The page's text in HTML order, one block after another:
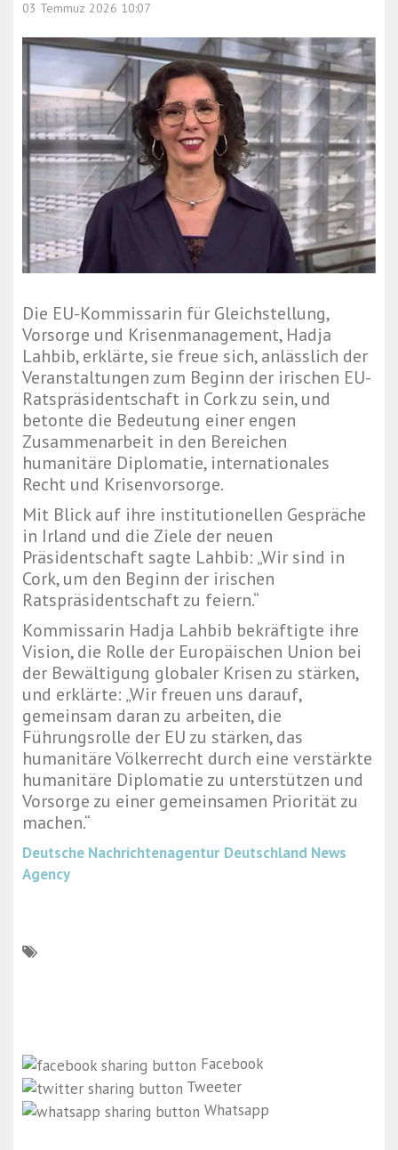
03 Temmuz 2026 10:07
Die EU-Kommissarin für Gleichstellung,
Vorsorge und Krisenmanagement, Hadja
Lahbib, erklärte, sie freue sich, anlässlich der
Veranstaltungen zum Beginn der irischen EU-
Ratspräsidentschaft in Cork zu sein, und
betonte die Bedeutung einer engen
Zusammenarbeit in den Bereichen
humanitäre Diplomatie, internationales
Recht und Krisenvorsorge.
Mit Blick auf ihre institutionellen Gespräche
in Irland und die Ziele der neuen
Präsidentschaft sagte Lahbib: „Wir sind in
Cork, um den Beginn der irischen
Ratspräsidentschaft zu feiern.“
Kommissarin Hadja Lahbib bekräftigte ihre
Vision, die Rolle der Europäischen Union bei
der Bewältigung globaler Krisen zu stärken,
und erklärte: „Wir freuen uns darauf,
gemeinsam daran zu arbeiten, die
Führungsrolle der EU zu stärken, das
humanitäre Völkerrecht durch eine verstärkte
humanitäre Diplomatie zu unterstützen und
Vorsorge zu einer gemeinsamen Priorität zu
machen.“
Deutsche Nachrichtenagentur Deutschland News
Agency
Facebook
Tweeter
Whatsapp